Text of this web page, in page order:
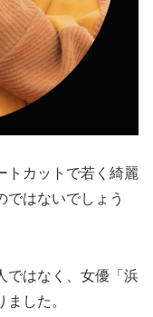
トカットで若く綺麗
ではないでしょう
ではなく、女優「浜
した。